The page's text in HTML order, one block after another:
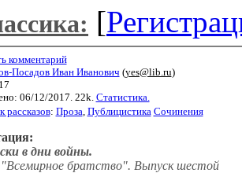
[
комментарий
Посадов Иван Иванович (yes@lib.ru)
06/12/2017. 22k. Статистика.
рассказов: Проза Публицистика Сочинения
в дни войны.
"Всемирное братство". Выпуск шестой